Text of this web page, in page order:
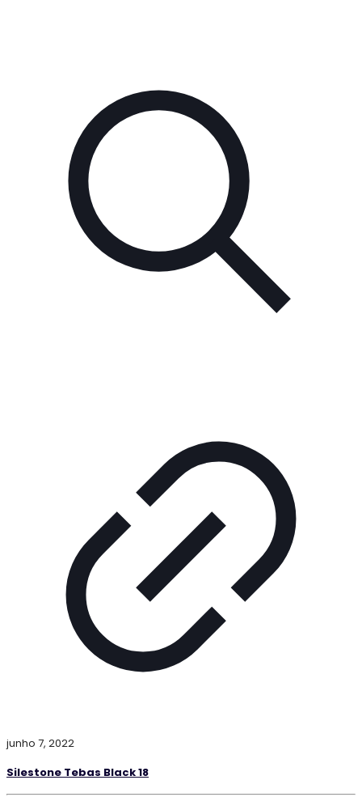
junho 7, 2022
Silestone Tebas Black 18